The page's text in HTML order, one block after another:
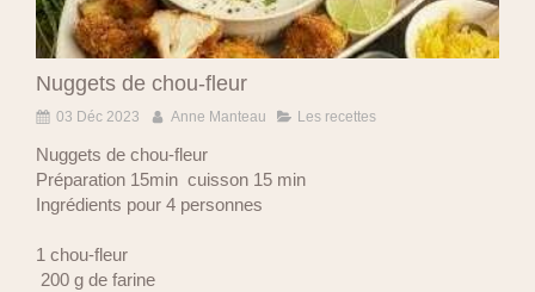
Nuggets de chou-fleur
03 Déc 2023 Anne Manteau Les recettes
Nuggets de chou-fleur
Préparation 15min cuisson 15 min
Ingrédients pour 4 personnes
1 chou-fleur
200 g de farine